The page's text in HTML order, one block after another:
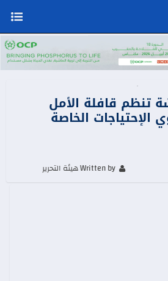
تنظم قافلة الأمل
الإحتياجات الخاصة